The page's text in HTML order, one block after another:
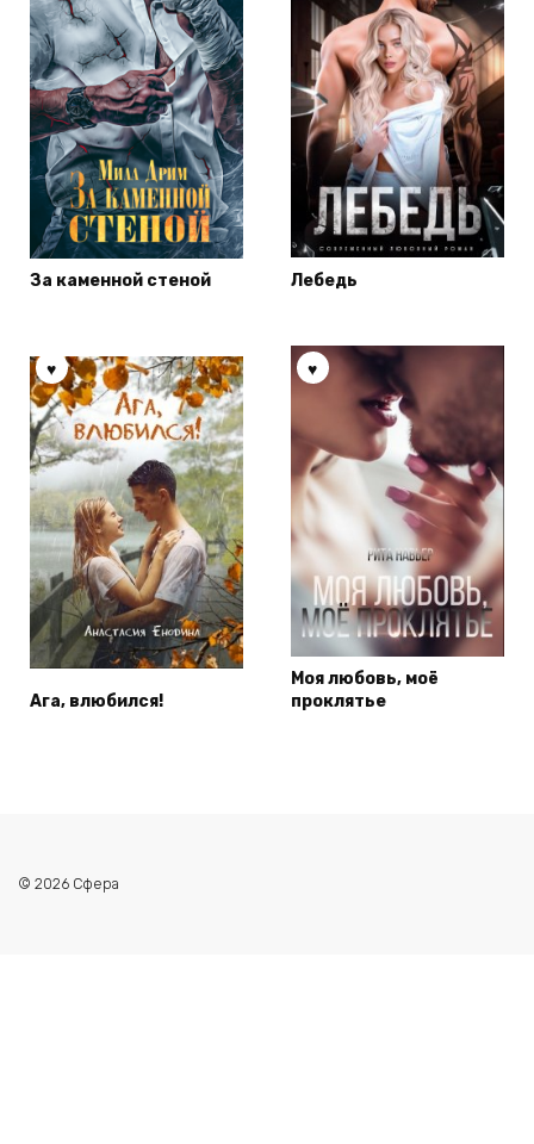
За каменной стеной Лебедь
Ага, влюбился!
Моя любовь, моё
проклятье
© 2026 Сфера